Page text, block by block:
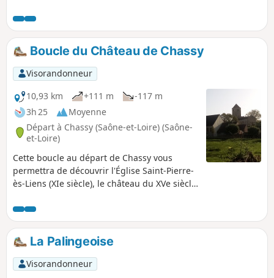
en forêt et le long de la RCEA. Possibilité de s'arrêter dans
une boulangerie, le tracé passe juste devant environ à mi-
parcours soit à Paray-le-Monial.
Boucle du Château de Chassy
Visorandonneur
10,93 km
+111 m
-117 m
3h 25
Moyenne
Départ à Chassy (Saône-et-Loire) (Saône-
et-Loire)
Cette boucle au départ de Chassy vous
permettra de découvrir l'Église Saint-Pierre-
ès-Liens (XIe siècle), le château du XVe siècle
Passage par l'Étang Noir. La randonnée se
fait sur des petites routes goudronnées et
sur des chemins en terre.
La Palingeoise
Visorandonneur